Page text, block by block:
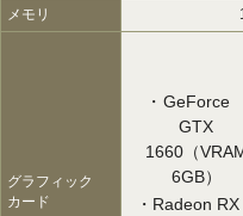
メモリ
グラフィック
カード
GeForce
GTX
1660（
6GB）
Radeon RX